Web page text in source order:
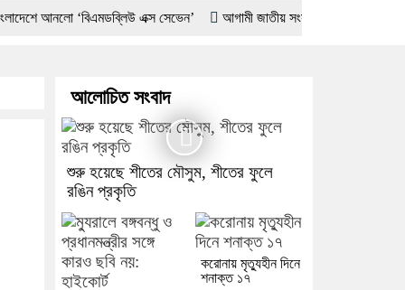
‘বিএমডব্লিউ এক্স সেভেন’ আগামী জাতীয় সংসদ নির্বাচন ইভিএম না ব্যালট,
আলোচিত সংবাদ
শুরু হয়েছে শীতের মৌসুম, শীতের ফুলে
রঙিন প্রকৃতি
করোনায় মৃত্যুহীন দিনে
শনাক্ত ১৭